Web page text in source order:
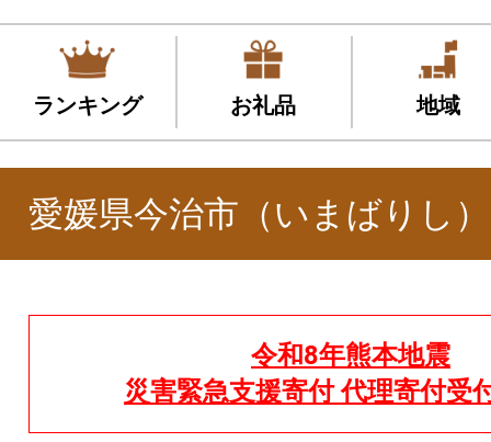
ランキング お礼品 地域
愛媛県今治市（いまばりし）
令和8年熊本地震
災害緊急支援寄付 代理寄付受